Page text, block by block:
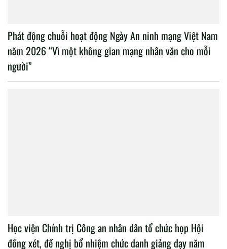
Phát động chuỗi hoạt động Ngày An ninh mạng Việt Nam
năm 2026 “Vì một không gian mạng nhân văn cho mỗi
người”
Học viện Chính trị Công an nhân dân tổ chức họp Hội
đồng xét, đề nghị bổ nhiệm chức danh giảng dạy năm